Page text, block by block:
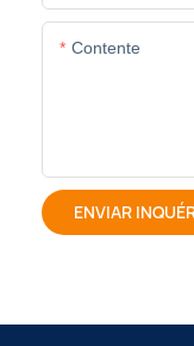
Contente
ENVIAR